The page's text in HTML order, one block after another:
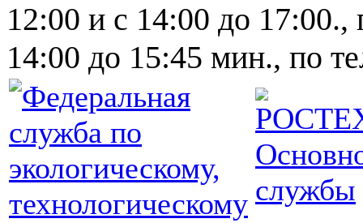
12:00 и с 14:00 до 17:00.,
14:00 до 15:45 мин., по
службы